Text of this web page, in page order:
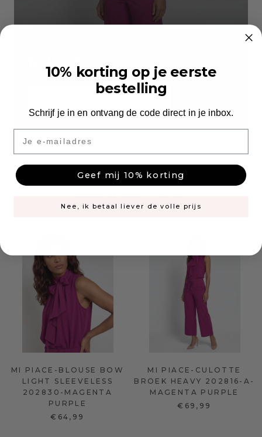
NIEUW
ONZE POPULAIRSTE
MI PIACE-BLOUSE BOW
LIGHT SLEEVELESS
202830-MAGENTA
PURPLE
€64,99
MI PIACE-CULOTTE
BROEK HEAVY 202816-A-
MAGENTA PURPLE
€69,99
10% korting op je eerste
bestelling
Schrijf je in en ontvang de code direct in je inbox.
Geef mij 10% korting
Nee, ik betaal liever de volle prijs